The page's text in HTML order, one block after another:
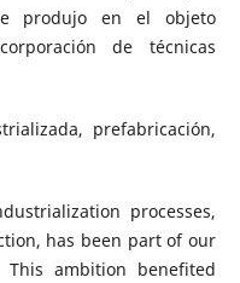
produjo en el objeto
de técnicas
prefabricación,
processes,
has been part of our
ambition benefited